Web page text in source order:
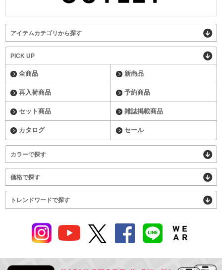
アイテムカテゴリから探す
PICK UP
全商品 新商品
再入荷商品 予約商品
セット商品 雑誌掲載商品
カタログ セール
カラーで探す
価格で探す
トレンドワードで探す